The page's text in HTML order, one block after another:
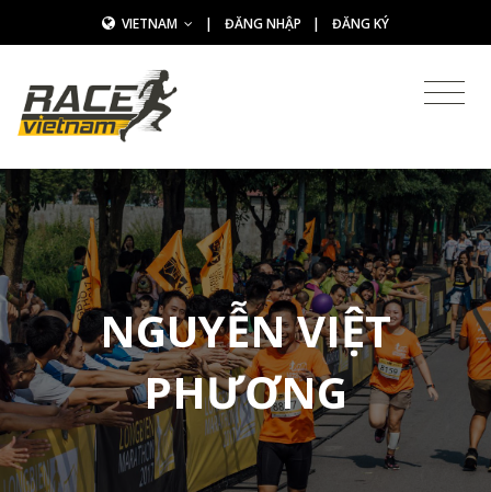
VIETNAM | ĐĂNG NHẬP | ĐĂNG KÝ
NGUYỄN VIỆT
PHƯƠNG